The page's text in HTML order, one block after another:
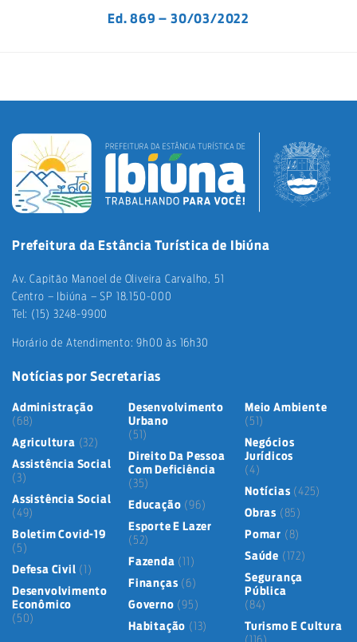
Ed. 869 – 30/03/2022
Prefeitura da Estância Turística de Ibiúna
Av. Capitão Manoel de Oliveira Carvalho, 51
Centro – Ibiúna – SP 18.150-000
Tel: (15) 3248-9900
Horário de Atendimento: 9h00 às 16h30
Notícias por Secretarias
Administração
(68)
Agricultura (32)
Assistência Social
(3)
Assistência Social
(49)
Boletim Covid-19
(5)
Defesa Civil (1)
Desenvolvimento
Econômico
(50)
Desenvolvimento
Urbano
(51)
Direito Da Pessoa
Com Deficiência
(35)
Educação (96)
Esporte E Lazer
(52)
Fazenda (11)
Finanças (6)
Governo (95)
Habitação (13)
Meio Ambiente
(51)
Negócios
Jurídicos
(4)
Notícias (425)
Obras (85)
Pomar (8)
Saúde (172)
Segurança
Pública
(84)
Turismo E Cultura